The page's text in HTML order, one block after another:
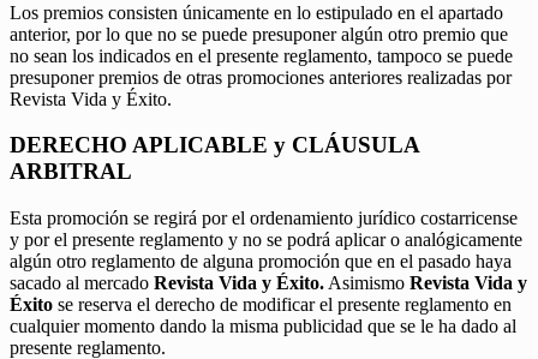
Los premios consisten únicamente en lo estipulado en el apartado
anterior, por lo que no se puede presuponer algún otro premio que
no sean los indicados en el presente reglamento, tampoco se puede
presuponer premios de otras promociones anteriores realizadas por
Revista Vida y Éxito.
DERECHO APLICABLE y CLÁUSULA
ARBITRAL
Esta promoción se regirá por el ordenamiento jurídico costarricense
y por el presente reglamento y no se podrá aplicar o analógicamente
algún otro reglamento de alguna promoción que en el pasado haya
sacado al mercado Revista Vida y Éxito. Asimismo Revista Vida y
Éxito se reserva el derecho de modificar el presente reglamento en
cualquier momento dando la misma publicidad que se le ha dado al
presente reglamento.